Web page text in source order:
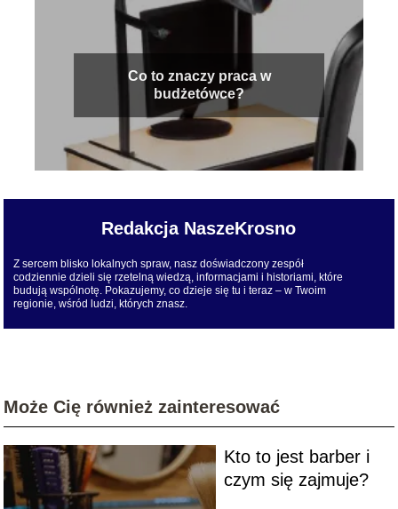
Co to znaczy praca w
budżetówce?
Redakcja NaszeKrosno
Z sercem blisko lokalnych spraw, nasz doświadczony zespół
codziennie dzieli się rzetelną wiedzą, informacjami i historiami, które
budują wspólnotę. Pokazujemy, co dzieje się tu i teraz – w Twoim
regionie, wśród ludzi, których znasz.
Może Cię również zainteresować
Kto to jest barber i
czym się zajmuje?